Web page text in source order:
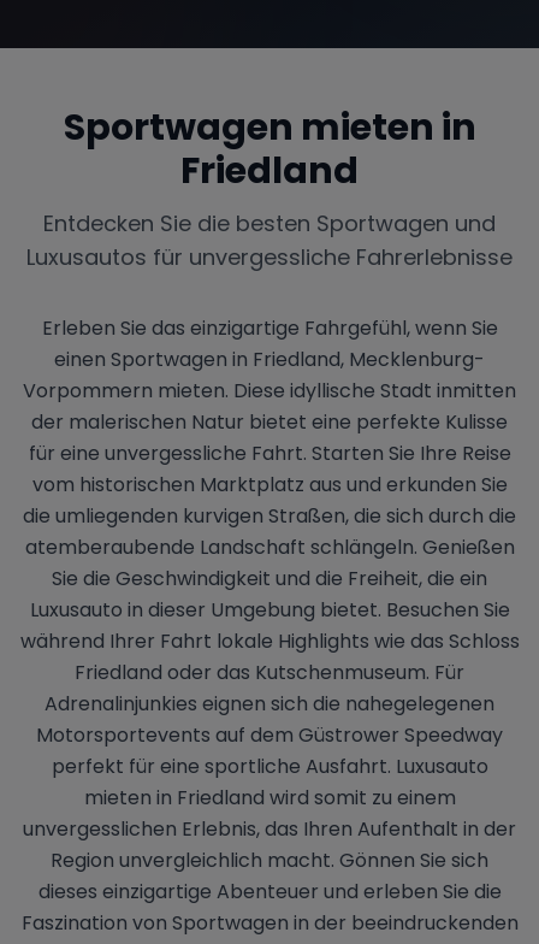
Range Rover
Sportwagen mieten in
Friedland
Entdecken Sie die besten Sportwagen und
Luxusautos für unvergessliche Fahrerlebnisse
Erleben Sie das einzigartige Fahrgefühl, wenn Sie
einen Sportwagen in Friedland, Mecklenburg-
Vorpommern mieten. Diese idyllische Stadt inmitten
der malerischen Natur bietet eine perfekte Kulisse
für eine unvergessliche Fahrt. Starten Sie Ihre Reise
vom historischen Marktplatz aus und erkunden Sie
die umliegenden kurvigen Straßen, die sich durch die
atemberaubende Landschaft schlängeln. Genießen
Sie die Geschwindigkeit und die Freiheit, die ein
Luxusauto in dieser Umgebung bietet. Besuchen Sie
während Ihrer Fahrt lokale Highlights wie das Schloss
Friedland oder das Kutschenmuseum. Für
Adrenalinjunkies eignen sich die nahegelegenen
Motorsportevents auf dem Güstrower Speedway
perfekt für eine sportliche Ausfahrt. Luxusauto
mieten in Friedland wird somit zu einem
unvergesslichen Erlebnis, das Ihren Aufenthalt in der
Region unvergleichlich macht. Gönnen Sie sich
dieses einzigartige Abenteuer und erleben Sie die
Faszination von Sportwagen in der beeindruckenden